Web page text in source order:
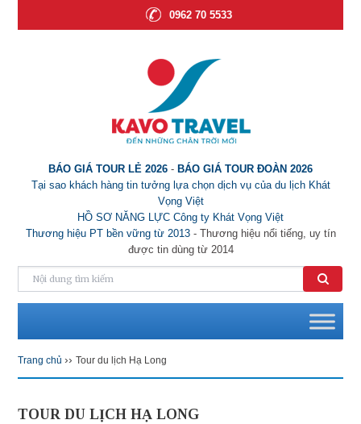
0962 70 5533
BÁO GIÁ TOUR LẺ 2026 - BÁO GIÁ TOUR ĐOÀN 2026
Tại sao khách hàng tin tưởng lựa chọn dịch vụ của du lịch Khát
Vọng Việt
HỒ SƠ NĂNG LỰC Công ty Khát Vọng Việt
Thương hiệu PT bền vững từ 2013- Thương hiệu nổi tiếng, uy tín
được tin dùng từ 2014
Trang chủ ››Tour du lịch Hạ Long
TOUR DU LỊCH HẠ LONG